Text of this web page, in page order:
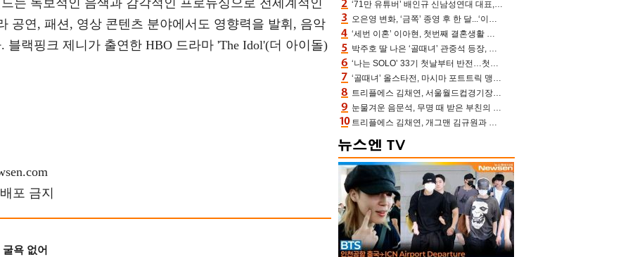
는 독보적인 음색과 감각적인 프로듀싱으로 전세계적인
공연, 패션, 영상 콘텐츠 분야에서도 영향력을 발휘, 음악
블랙핑크 제니가 출연한 HBO 드라마 'The Idol'(더 아이돌)
포 금지
욕 없어
‘71만 유튜버’ 배인규 신남성연대 대표, 오늘(5일) 숨진 채 발견…향년 36세
오은영 변화, ‘금쪽’ 종영 후 한 달...‘이것’ 끊고 살 뺀 모습 포착 “날씬하다!”
‘세번 이혼’ 이아현, 첫번째 결혼생활 떠올리며 눈물 “첫 남편에 미안해”(새롭게하소서)
박주호 딸 나은 ‘골때녀’ 관중석 등장, 김민재 복제인간 보고 혼란 [결정적장면]
‘나는 SOLO’ 33기 첫날부터 반전…첫인상 0표 영호, 호감남 급부상
‘골때녀’ 올스타전, 마시마 포트트릭 맹추격전 5:4 골 잔치 ‘짜릿’ [어제TV]
트리플에스 김채연, 서울월드컵경기장에 뜬 맨시티 여신 [포토엔HD]
눈물겨운 음문석, 무명 때 받은 부친의 전재산→폐암 父 세상 떠나기 전 여행(유퀴즈)[어제TV]
트리플에스 김채연, 개그맨 김규원과 함께 프리뷰쇼 진행 [포토엔HD]